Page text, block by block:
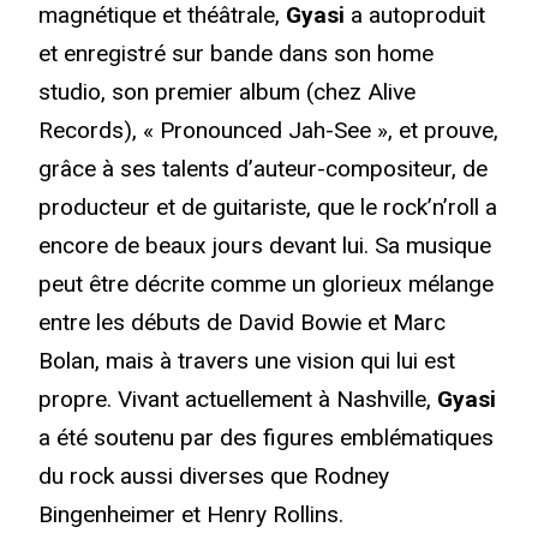
magnétique et théâtrale, Gyasi a autoproduit
et enregistré sur bande dans son home
studio, son premier album (chez Alive
Records), « Pronounced Jah-See », et prouve,
grâce à ses talents d’auteur-compositeur, de
producteur et de guitariste, que le rock’n’roll a
encore de beaux jours devant lui. Sa musique
peut être décrite comme un glorieux mélange
entre les débuts de David Bowie et Marc
Bolan, mais à travers une vision qui lui est
propre. Vivant actuellement à Nashville, Gyasi
a été soutenu par des figures emblématiques
du rock aussi diverses que Rodney
Bingenheimer et Henry Rollins.